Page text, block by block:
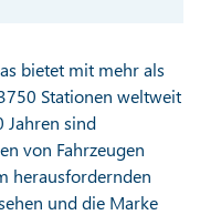
bietet mit mehr als
Stationen weltweit
Jahren sind
von Fahrzeugen
herausfordernden
und die Marke